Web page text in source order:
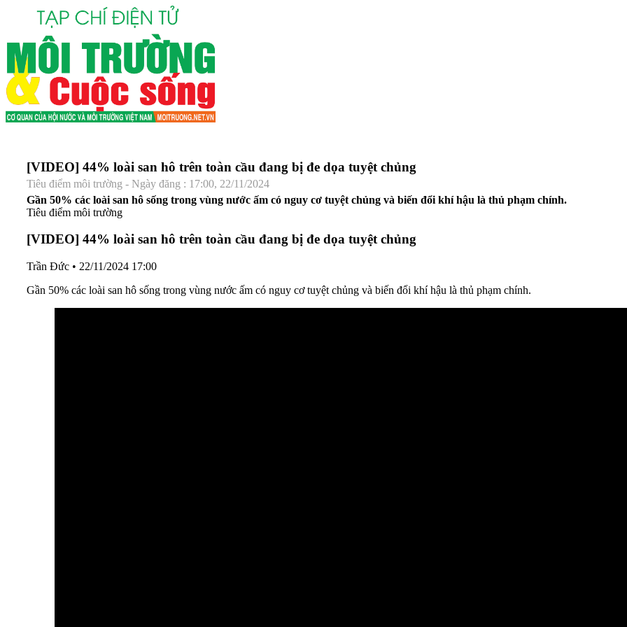
[VIDEO] 44% loài san hô trên toàn cầu đang bị đe dọa tuyệt chủng
Tiêu điểm môi trường - Ngày đăng : 17:00, 22/11/2024
Gần 50% các loài san hô sống trong vùng nước ấm có nguy cơ tuyệt chủng và biến đổi khí hậu là thủ phạm chính.
Tiêu điểm môi trường
[VIDEO] 44% loài san hô trên toàn cầu đang bị đe dọa tuyệt chủng
Trần Đức • 22/11/2024 17:00
Gần 50% các loài san hô sống trong vùng nước ấm có nguy cơ tuyệt chủng và biến đổi khí hậu là thủ phạm chính.